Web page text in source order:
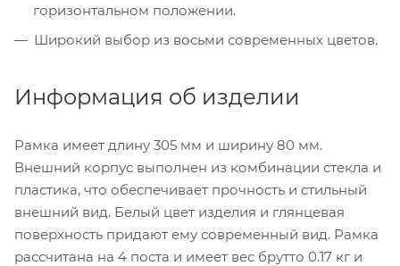
горизонтальном положении.
Широкий выбор из восьми современных цветов.
Информация об изделии
Рамка имеет длину 305 мм и ширину 80 мм.
Внешний корпус выполнен из комбинации стекла и
пластика, что обеспечивает прочность и стильный
внешний вид. Белый цвет изделия и глянцевая
поверхность придают ему современный вид. Рамка
рассчитана на 4 поста и имеет вес брутто 0.17 кг и